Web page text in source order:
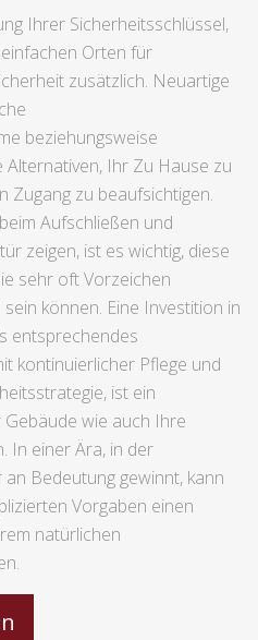
Ihrer Sicherheitsschlüssel,
Orten für
zusätzlich. Neuartige
beziehungsweise
Ihr Zu Hause zu
Zugang zu beaufsichtigen.
Aufschließen und
zeigen, ist es wichtig, diese
sehr oft Vorzeichen
können. Eine Investition in
entsprechendes
kontinuierlicher Pflege und
ist ein
wie auch Ihre
In einer Ära, in der
Bedeutung gewinnt, kann
Vorgaben einen
natürlichen